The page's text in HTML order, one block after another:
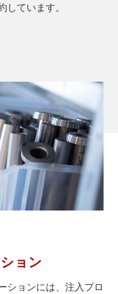
ています。
ョン
ションには、注入プロ